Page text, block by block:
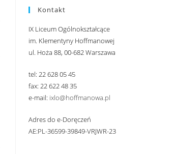
Kontakt
IX Liceum Ogólnokształcące
im. Klementyny Hoffmanowej
ul. Hoża 88, 00-682 Warszawa
tel: 22 628 05 45
fax: 22 622 48 35
e-mail: ixlo@hoffmanowa.pl
Adres do e-Doręczeń
AE:PL-36599-39849-VRJWR-23